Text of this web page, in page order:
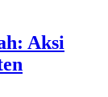
Aksi